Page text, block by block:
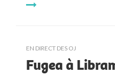
EN DIRECT DES OJ
Fugea à